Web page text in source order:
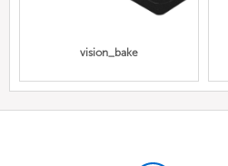
vision_bake